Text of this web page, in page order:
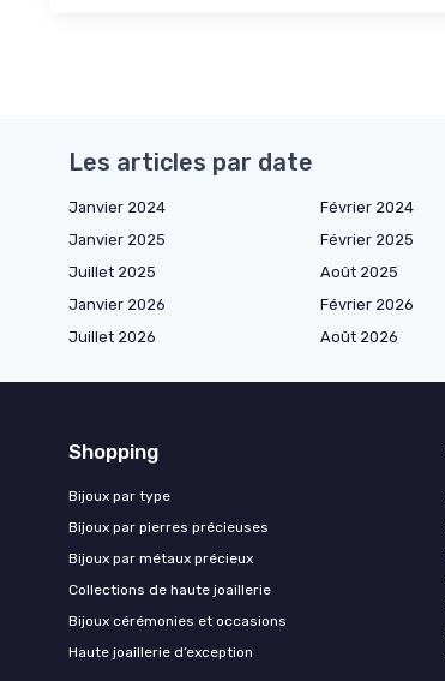
Les articles par date
Janvier 2024 Février 2024
Janvier 2025
Février 2025
Juillet 2025
Août 2025
Janvier 2026
Février 2026
Juillet 2026
Août 2026
Shopping
Bijoux par type
Bijoux par pierres précieuses
Bijoux par métaux précieux
Collections de haute joaillerie
Bijoux cérémonies et occasions
Haute joaillerie d’exception